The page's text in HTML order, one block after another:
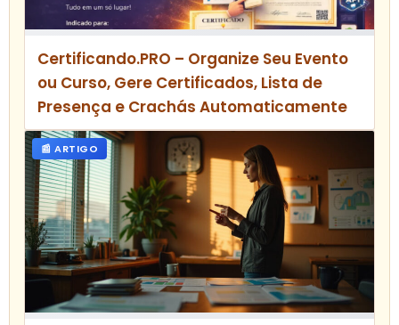
Certificando.PRO – Organize Seu Evento
ou Curso, Gere Certificados, Lista de
Presença e Crachás Automaticamente
📰 ARTIGO